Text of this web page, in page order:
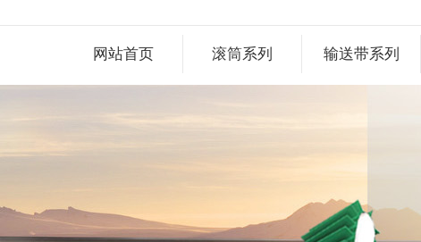
网站首页 滚筒系列 输送带系列